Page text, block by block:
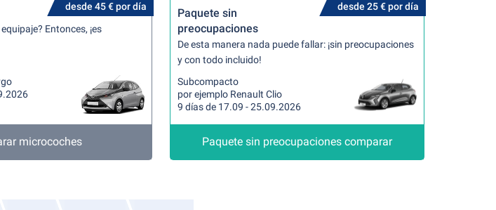
desde 45 € por día
Entonces, ¡es
microcoches
desde 25 € por día
Paquete sin
preocupaciones
De esta manera nada puede fallar: ¡sin preocupaciones
y con todo incluido!
Subcompacto
por ejemplo Renault Clio
9 días de 17.09 - 25.09.2026
Paquete sin preocupaciones comparar